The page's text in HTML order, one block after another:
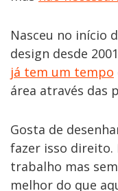
Nasceu no início
design desde
já tem um tempo
área através das
Gosta de
fazer isso direito.
trabalho mas
melhor do que